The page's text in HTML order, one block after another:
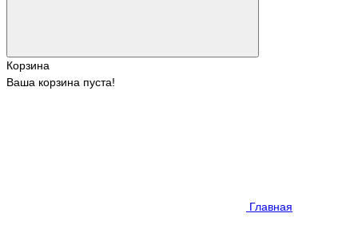
Корзина
Ваша корзина пуста!
Главная